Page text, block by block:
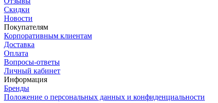
Скидки
Новости
Покупателям
Корпоративным клиентам
Доставка
Оплата
Вопросы-ответы
Личный кабинет
Информация
Бренды
Положение о персональных данных и конфиденциальности